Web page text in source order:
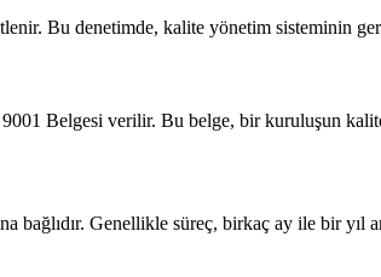
Bu denetimde, kalite yönetim sisteminin
Belgesi verilir. Bu belge, bir kuruluşun
bağlıdır. Genellikle süreç, birkaç ay ile bir yıl